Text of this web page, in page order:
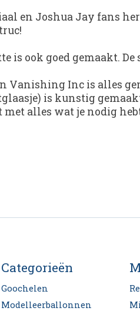
en Joshua Jay fans
is ook goed gemaakt.
Vanishing Inc is alles
is kunstig
met alles wat je nodig
Categorieën
Goochelen
Modelleerballonnen